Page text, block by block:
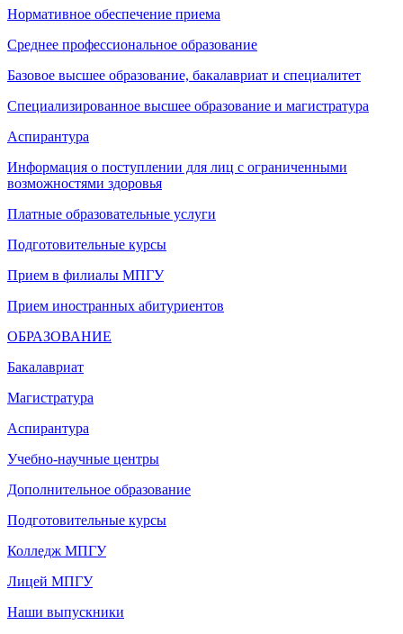
Нормативное обеспечение приема
Среднее профессиональное образование
Базовое высшее образование, бакалавриат и специалитет
Специализированное высшее образование и магистратура
Аспирантура
Информация о поступлении для лиц с ограниченными
возможностями здоровья
Платные образовательные услуги
Подготовительные курсы
Прием в филиалы МПГУ
Прием иностранных абитуриентов
ОБРАЗОВАНИЕ
Бакалавриат
Магистратура
Аспирантура
Учебно-научные центры
Дополнительное образование
Подготовительные курсы
Колледж МПГУ
Лицей МПГУ
Наши выпускники